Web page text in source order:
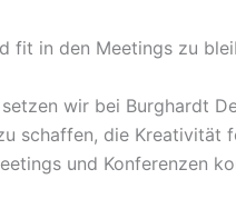
in den Meetings zu
wir bei Burghardt
schaffen, die
und Konferenzen